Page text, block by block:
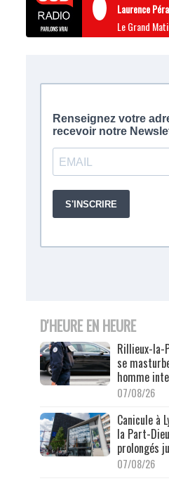
Laurence
Le Grand
D'HEURE EN HEURE
Rillieux-la-
se
homme
07/08/26
Canicule à
la Part-
prolongés
07/08/26